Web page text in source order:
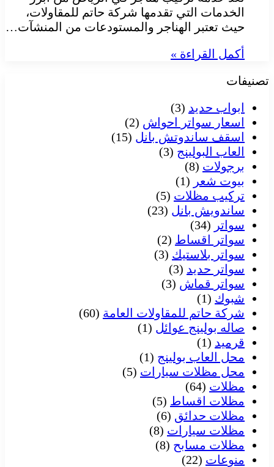
الخدمات التي تقدمها شركة حاتم للمقاولات،
حيث تعتبر الهناجر والمستودعات من المنشآت…
أكمل القراءة »
تصنيفات
ابواب حديد (3)
اسعار سواتر احواش (2)
اسقف ساندوتش بانل (15)
العاب البولينج (3)
برجولات (8)
بيوت شعر (1)
تركيب مظلات (5)
ساندويش بانل (23)
سواتر (34)
سواتر اقساط (2)
سواتر بلاستيك (3)
سواتر حديد (3)
سواتر قماش (3)
شبوك (1)
شركة حاتم للمقاولات العامة (60)
صاله بولينج عوائل (1)
قرميد (1)
محل العاب بولينج (1)
محل مظلات سيارات (5)
مظلات (64)
مظلات اقساط (5)
مظلات حدائق (6)
مظلات سيارات (8)
مظلات مسابح (8)
منوعات (22)